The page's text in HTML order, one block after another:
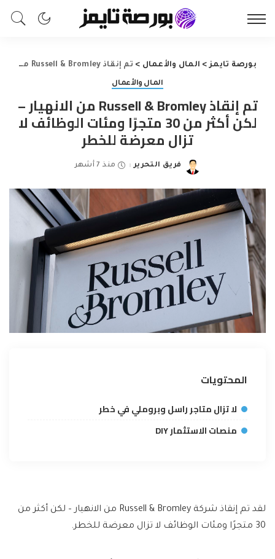
بورصة تايمز> المال والأعمال > تم إنقاذ Russell & Bromley من الانهيار – لكن أكثر من 30 متجرًا ومئات الوظائف لا تزال معرضة للخطر
المال والأعمال
تم إنقاذ Russell & Bromley من الانهيار –
لكن أكثر من 30 متجرًا ومئات الوظائف لا
تزال معرضة للخطر
Posted
فريق التحرير منذ 7 أشهر
المحتويات
لا تزال متاجر راسل وبروملي في خطر
منصات الاستثمار DIY
لقد تم إنقاذ شركة Russell & Bromley من الانهيار – لكن أكثر من
30 متجرًا ومئات الوظائف لا تزال معرضة للخطر.